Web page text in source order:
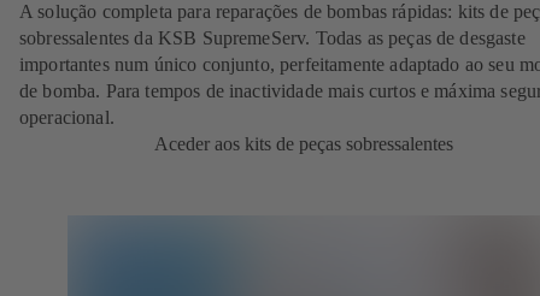
A solução completa para reparações de bombas rápidas: kits de
sobressalentes da KSB SupremeServ. Todas as peças de desgaste
importantes num único conjunto, perfeitamente adaptado ao seu
de bomba. Para tempos de inactividade mais curtos e máxima
operacional.
Aceder aos kits de peças sobressalentes